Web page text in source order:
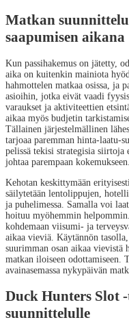
Matkan
saapumisen aikana
Kun passihakemus on jätetty,
aika on kuitenkin mainiota
hahmottelen matkaa osissa, ja
asioihin, jotka eivät vaadi
varaukset ja aktiviteettien
aikaa myös budjetin
Tällainen järjestelmällinen
tarjoaa paremman hinta-laatu-
pelissä tekisi strategisia siirtoja
johtaa parempaan kokemukseen.
Kehotan keskittymään
säilytetään lentolippujen,
ja puhelimessa. Samalla voi
hoituu myöhemmin
kohdemaan viisumi- ja
aikaa vieviä. Käytännön
suurimman osan aikaa
matkan iloiseen odottamiseen.
avainasemassa nykypäivän
Duck Hunters Slot
suunnittelulle